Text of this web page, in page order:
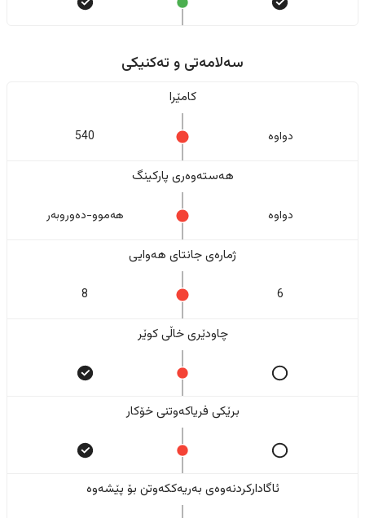
سەلامەتی و تەکنیکی
کامێرا
دواوە 540
هەستەوەری پارکینگ
دواوە هەموو-دەوروبەر
ژمارەی جانتای هەوایی
6
8
چاودێری خاڵی کوێر
برێکی فریاکەوتنی خۆکار
ئاگادارکردنەوەی بەریەککەوتن بۆ پێشەوە